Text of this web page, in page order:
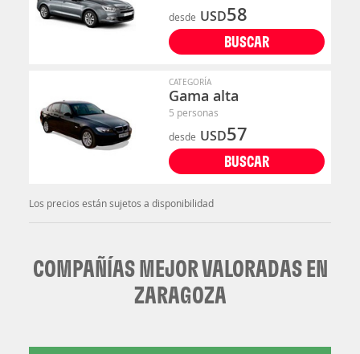
desde USD58
BUSCAR
CATEGORÍA
Gama alta
5 personas
desde USD57
BUSCAR
Los precios están sujetos a disponibilidad
COMPAÑÍAS MEJOR VALORADAS EN
ZARAGOZA